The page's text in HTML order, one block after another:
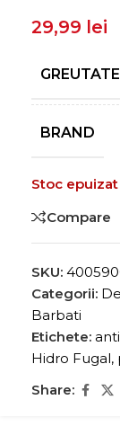
29,99 lei
GREUTATE
BRAND
Stoc epuizat
Compare
SKU:
Categorii:
Barbati
Etichete:
Hidro Fugal,
Share: